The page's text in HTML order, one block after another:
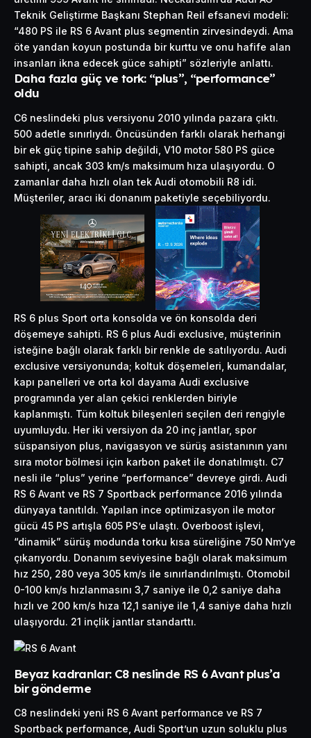
Teknik Geliştirme Başkanı Stephan Reil efsanevi modeli:
“480 PS ile RS 6 Avant plus segmentin zirvesindeydi. Ama
öte yandan koyun postunda bir kurttu ve onu hafife alan
insanları ikna edecek güce sahipti” sözleriyle anlattı.
Daha fazla güç ve tork: “plus”, “performance”
oldu
C6 neslindeki plus versiyonu 2010 yılında pazara çıktı.
500 adetle sınırlıydı. Öncüsünden farklı olarak herhangi
bir ek güç tipine sahip değildi, V10 motor 580 PS güce
sahipti, ancak 303 km/s maksimum hıza ulaşıyordu. O
zamanlar daha hızlı olan tek Audi otomobili R8 idi.
Müşteriler, aracı iki donanım paketiyle seçebiliyordu.
RS 6 plus Sport orta konsolda ve ön konsolda deri
döşemeye sahipti. RS 6 plus Audi exclusive, müşterinin
isteğine bağlı olarak farklı bir renkle de satılıyordu. Audi
exclusive versiyonunda; koltuk döşemeleri, kumandalar,
kapı panelleri ve orta kol dayama Audi exclusive
programında yer alan çekici renklerden biriyle
kaplanmıştı. Tüm koltuk bileşenleri seçilen deri rengiyle
uyumluydu. Her iki versiyon da 20 inç jantlar, spor
süspansiyon plus, navigasyon ve sürüş asistanının yanı
sıra motor bölmesi için karbon paket ile donatılmıştı. C7
nesli ile “plus” yerine “performance” devreye girdi. Audi
RS 6 Avant ve RS 7 Sportback performance 2016 yılında
dünyaya tanıtıldı. Yapılan ince optimizasyon ile motor
gücü 45 PS artışla 605 PS’e ulaştı. Overboost işlevi,
“dinamik” sürüş modunda torku kısa süreliğine 750 Nm’ye
çıkarıyordu. Donanım seviyesine bağlı olarak maksimum
hız 250, 280 veya 305 km/s ile sınırlandırılmıştı. Otomobil
0-100 km/s hızlanmasını 3,7 saniye ile 0,2 saniye daha
hızlı ve 200 km/s hıza 12,1 saniye ile 1,4 saniye daha hızlı
ulaşıyordu. 21 inçlik jantlar standarttı.
Beyaz kadranlar: C8 neslinde RS 6 Avant plus’a
bir gönderme
C8 neslindeki yeni RS 6 Avant performance ve RS 7
Sportback performance, Audi Sport’un uzun soluklu plus